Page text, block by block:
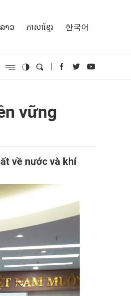
ລາວ ភាសាខ្មែរ 한국어
vững
về nước và khí